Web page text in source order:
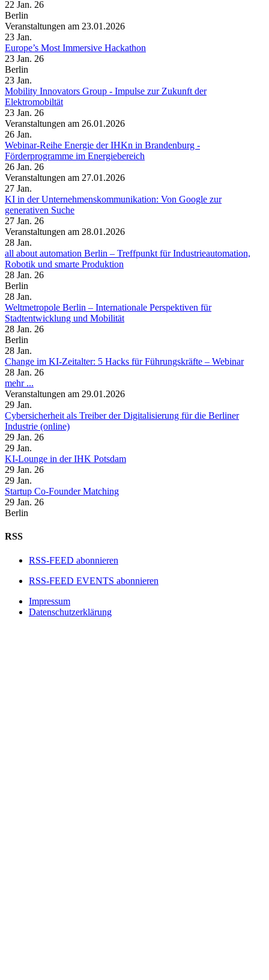
22 Jan. 26
Berlin
Veranstaltungen am 23.01.2026
23 Jan.
Europe’s Most Immersive Hackathon
23 Jan. 26
Berlin
23 Jan.
Mobility Innovators Group - Impulse zur Zukunft der
Elektromobiltät
23 Jan. 26
Veranstaltungen am 26.01.2026
26 Jan.
Webinar-Reihe Energie der IHKn in Brandenburg -
Förderprogramme im Energiebereich
26 Jan. 26
Veranstaltungen am 27.01.2026
27 Jan.
KI in der Unternehmenskommunikation: Von Google zur
generativen Suche
27 Jan. 26
Veranstaltungen am 28.01.2026
28 Jan.
all about automation Berlin – Treffpunkt für Industrieautomation,
Robotik und smarte Produktion
28 Jan. 26
Berlin
28 Jan.
Weltmetropole Berlin – Internationale Perspektiven für
Stadtentwicklung und Mobilität
28 Jan. 26
Berlin
28 Jan.
Change im KI-Zeitalter: 5 Hacks für Führungskräfte – Webinar
28 Jan. 26
mehr ...
Veranstaltungen am 29.01.2026
29 Jan.
Cybersicherheit als Treiber der Digitalisierung für die Berliner
Industrie (online)
29 Jan. 26
29 Jan.
KI-Lounge in der IHK Potsdam
29 Jan. 26
29 Jan.
Startup Co-Founder Matching
29 Jan. 26
Berlin
RSS
RSS-FEED abonnieren
RSS-FEED EVENTS abonnieren
Impressum
Datenschutzerklärung